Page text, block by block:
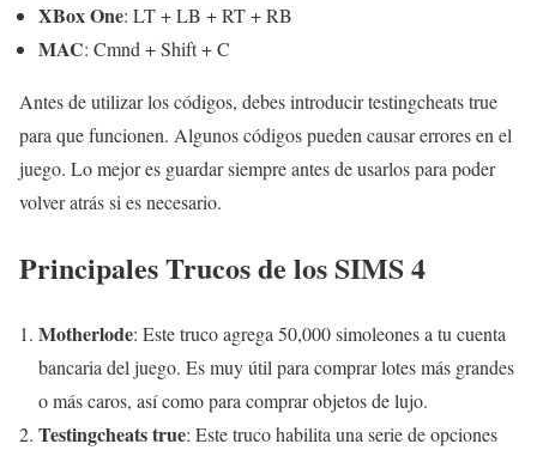
XBox One: LT + LB + RT + RB
MAC: Cmnd + Shift + C
Antes de utilizar los códigos, debes introducir testingcheats true
para que funcionen. Algunos códigos pueden causar errores en el
juego. Lo mejor es guardar siempre antes de usarlos para poder
volver atrás si es necesario.
Principales Trucos de los SIMS 4
Motherlode: Este truco agrega 50,000 simoleones a tu cuenta
bancaria del juego. Es muy útil para comprar lotes más grandes
o más caros, así como para comprar objetos de lujo.
Testingcheats true: Este truco habilita una serie de opciones